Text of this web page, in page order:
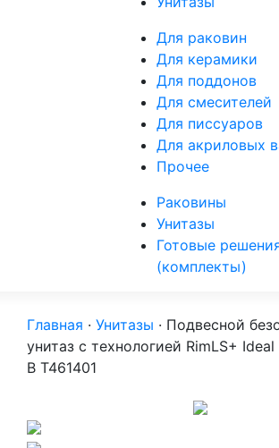
Для раковин
Для керамики
Для поддонов
Для смесителей
Для писсуаров
Для акриловых
Прочее
Раковины
Унитазы
Готовые
(комплекты)
Главная · Унитазы · Подвесной
унитаз с технологией RimLS+
B T461401